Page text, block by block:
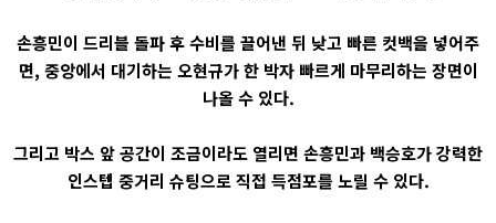
손흥민이 드리블 돌파 후 수비를 끌어낸 뒤 낮고 빠른 컷백을 넣어주
면, 중앙에서 대기하는 오현규가 한 박자 빠르게 마무리하는 장면이
나올 수 있다.
그리고 박스 앞 공간이 조금이라도 열리면 손흥민과 백승호가 강력한
인스텝 중거리 슈팅으로 직접 득점포를 노릴 수 있다.